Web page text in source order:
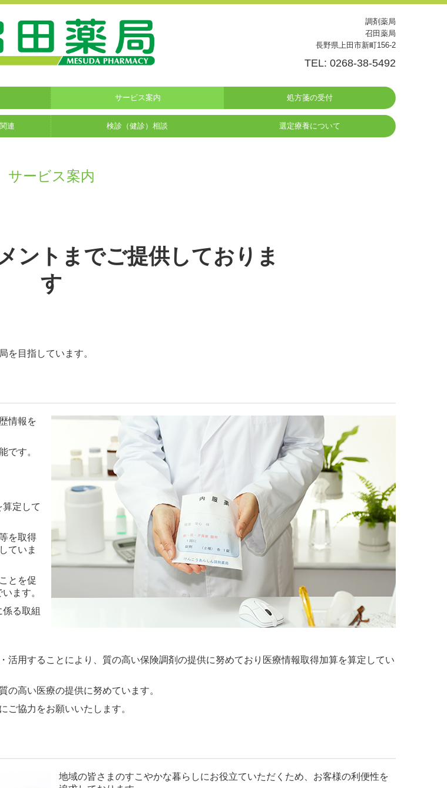
調剤薬局
召田薬局
長野県上田市新町156-2
TEL: 0268-38-5492
サービス案内 処方箋の受付
連 検診（健診）相談 選定療養について
サービス案内
ントまでご提供しておりま
す
を目指しています。
情報を
です。
定して
を取得
ていま
とを促
ます。
る取組
用することにより、質の高い保険調剤の提供に努めており医療情報取得加算を算定してい
高い医療の提供に努めています。
ご協力をお願いいたします。
地域の皆さまのすこやかな暮らしにお役立ていただくため、お客様の利便性を